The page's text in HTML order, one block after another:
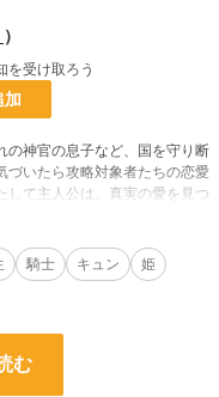
）
を受け取ろう
加
の神官の息子など、国を守り断
づいたら攻略対象者たちの恋愛
して主人公は、真実の愛を見つ
ー
憐な美少女の外見を持ちなが
れた時、前世の記憶を思いだ
思い出す。
騎士 キュン
姫
む